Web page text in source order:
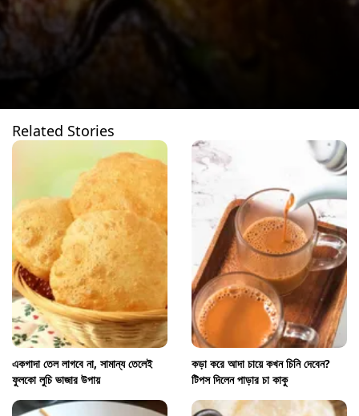
Related Stories
একগাদা তেল লাগবে না, সামান্য তেলেই
ফুলকো লুচি ভাজার উপায়
কড়া করে আদা চায়ে কখন চিনি দেবেন?
টিপস দিলেন পাড়ার চা কাকু